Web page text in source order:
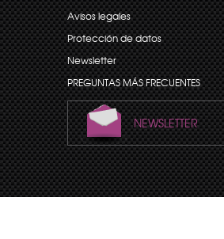
Avisos legales
Protección de datos
Newsletter
PREGUNTAS MÁS FRECUENTES
NEWSLETTER